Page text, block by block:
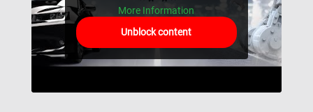
More Information
Unblock content